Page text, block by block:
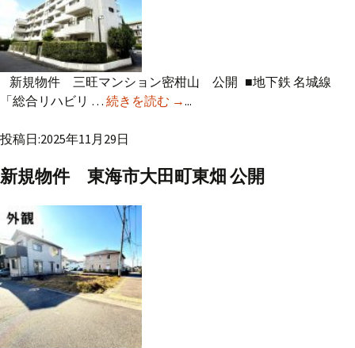
新規物件 三旺マンション密柑山 公開 ■地下鉄 名城線
「総合リハビリ … 続きを読む 新規物件 三旺マンション密柑
→...
投稿日:2025年11月29日
新規物件 東海市大田町東畑 公開